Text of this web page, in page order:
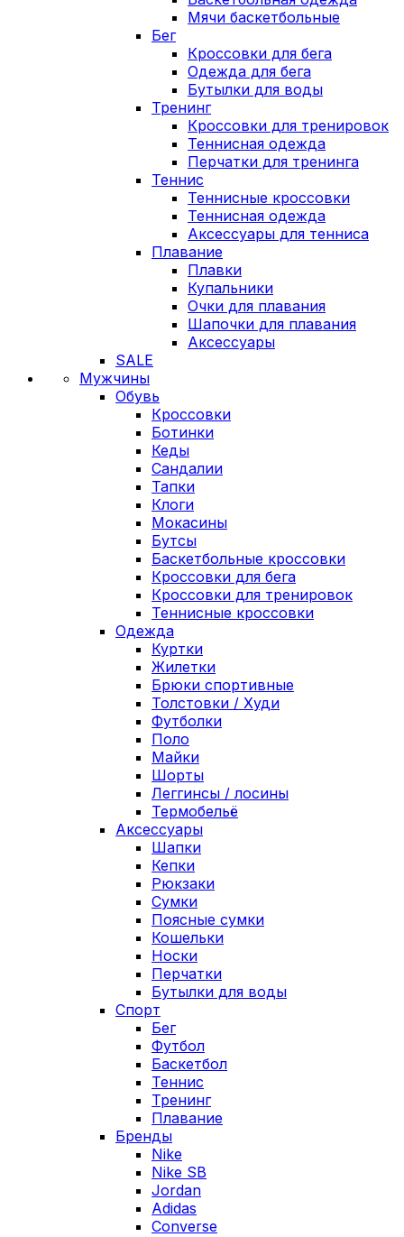
Мячи баскетбольные
Бег
Кроссовки для бега
Одежда для бега
Бутылки для воды
Тренинг
Кроссовки для тренировок
Теннисная одежда
Перчатки для тренинга
Теннис
Теннисные кроссовки
Теннисная одежда
Аксессуары для тенниса
Плавание
Плавки
Купальники
Очки для плавания
Шапочки для плавания
Аксессуары
SALE
Мужчины
Обувь
Кроссовки
Ботинки
Кеды
Сандалии
Тапки
Клоги
Мокасины
Бутсы
Баскетбольные кроссовки
Кроссовки для бега
Кроссовки для тренировок
Теннисные кроссовки
Одежда
Куртки
Жилетки
Брюки спортивные
Толстовки / Худи
Футболки
Поло
Майки
Шорты
Леггинсы / лосины
Термобельё
Аксессуары
Шапки
Кепки
Рюкзаки
Сумки
Поясные сумки
Кошельки
Носки
Перчатки
Бутылки для воды
Спорт
Бег
Футбол
Баскетбол
Теннис
Тренинг
Плавание
Бренды
Nike
Nike SB
Jordan
Adidas
Converse